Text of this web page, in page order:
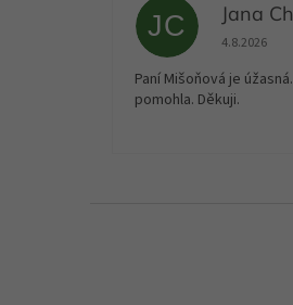
JC Jana
4.8.2026
Paní Mišoňová je
pomohla. Děkuji.